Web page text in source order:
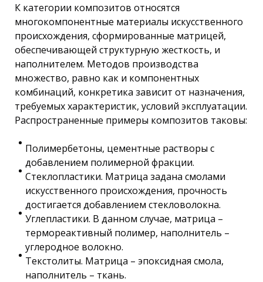
К категории композитов относятся
многокомпонентные материалы искусственного
происхождения, сформированные матрицей,
обеспечивающей структурную жесткость, и
наполнителем. Методов производства
множество, равно как и компонентных
комбинаций, конкретика зависит от назначения,
требуемых характеристик, условий эксплуатации.
Распространенные примеры композитов таковы:
Полимербетоны, цементные растворы с
добавлением полимерной фракции.
Стеклопластики. Матрица задана смолами
искусственного происхождения, прочность
достигается добавлением стекловолокна.
Углепластики. В данном случае, матрица –
термореактивный полимер, наполнитель –
углеродное волокно.
Текстолиты. Матрица – эпоксидная смола,
наполнитель – ткань.